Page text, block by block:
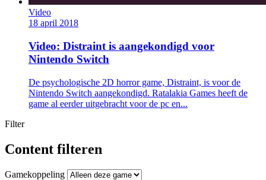
Video
18 april 2018
Video: Distraint is aangekondigd voor
Nintendo Switch
De psychologische 2D horror game, Distraint, is voor de
Nintendo Switch aangekondigd. Ratalakia Games heeft de
game al eerder uitgebracht voor de pc en...
Filter
Content filteren
Gamekoppeling